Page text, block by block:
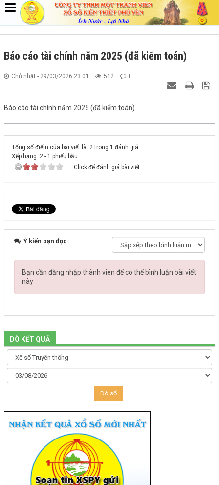
Báo cáo tài chính năm 2025 (đã kiểm toán)
Chủ nhật - 29/03/2026 23:01 512 0
Báo cáo tài chính năm 2025 (đã kiểm toán)
Tổng số điểm của bài viết là: 2 trong 1 đánh giá
Xếp hạng: 2 - 1 phiếu bầu
Click để đánh giá bài viết
Ý kiến bạn đọc
Bạn cần đăng nhập thành viên để có thể bình luận bài viết
này
DÒ KẾT QUẢ
Dò số